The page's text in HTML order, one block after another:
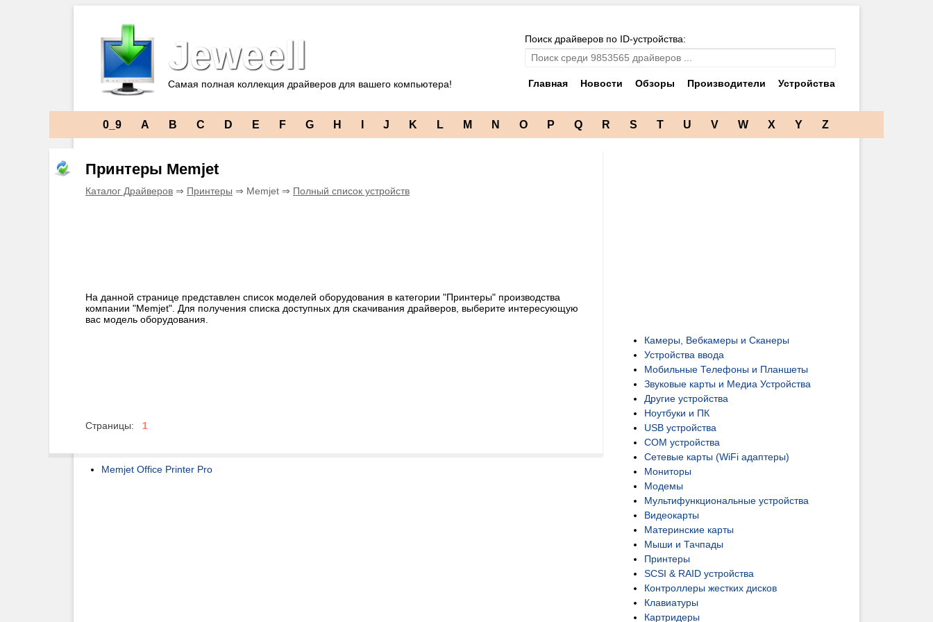
Jeweell
Самая полная коллекция драйверов для вашего компьютера!
Поиск драйверов по ID-устройства:
Главная Новости Обзоры Производители Устройства
0_9 A B C D E F G H J K L M N O P Q R S T U V W X Y Z
Принтеры Memjet
Каталог Драйверов ⇒ Принтеры ⇒ Memjet ⇒ Полный список устройств
На данной странице представлен список моделей оборудования в категории "Принтеры" производства
компании "Memjet". Для получения списка доступных для скачивания драйверов, выберите интересующую
вас модель оборудования.
Страницы: 1
Memjet Office Printer Pro
Камеры, Вебкамеры и Сканеры
Устройства ввода
Мобильные Телефоны и Планшеты
Звуковые карты и Медиа Устройства
Другие устройства
Ноутбуки и ПК
USB устройства
COM устройства
Сетевые карты (WiFi адаптеры)
Мониторы
Модемы
Мультифункциональные устройства
Видеокарты
Материнские карты
Мыши и Тачпады
Принтеры
SCSI & RAID устройства
Контроллеры жестких дисков
Клавиатуры
Картридеры